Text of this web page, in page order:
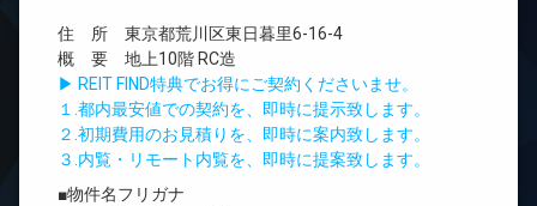
住 所 東京都荒川区東日暮里6-16-4
概 要 地上10階 RC造
▶ REIT FIND特典でお得にご契約くださいませ。
１.都内最安値での契約を、即時に提示致します。
２.初期費用のお見積りを、即時に案内致します。
３.内覧・リモート内覧を、即時に提案致します。
■物件名フリガナ